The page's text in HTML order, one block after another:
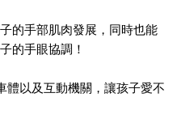
的手部肌肉發展，同時也能
的手眼協調！
體以及互動機關，讓孩子愛不